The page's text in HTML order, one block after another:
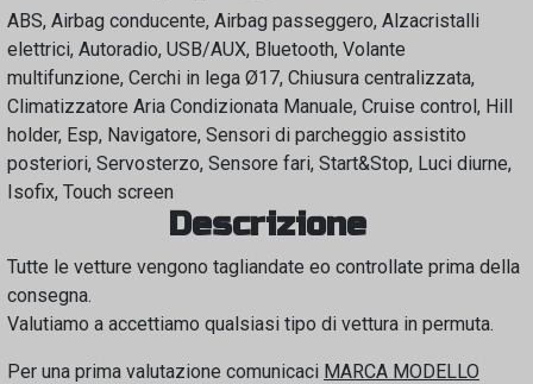
ABS, Airbag conducente, Airbag passeggero, Alzacristalli
elettrici, Autoradio, USB/AUX, Bluetooth, Volante
multifunzione, Cerchi in lega Ø17, Chiusura centralizzata,
Climatizzatore Aria Condizionata Manuale, Cruise control, Hill
holder, Esp, Navigatore, Sensori di parcheggio assistito
posteriori, Servosterzo, Sensore fari, Start&Stop, Luci diurne,
Isofix, Touch screen
Descrizione
Tutte le vetture vengono tagliandate eo controllate prima della
consegna.
Valutiamo a accettiamo qualsiasi tipo di vettura in permuta.
Per una prima valutazione comunicaci MARCA MODELLO